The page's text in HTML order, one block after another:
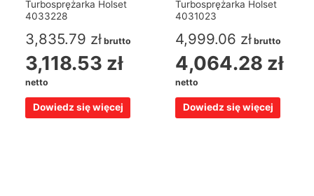
Turbosprężarka Holset
4033228
3,835.79 zł brutto
3,118.53 zł
netto
Dowiedz się więcej
Turbosprężarka Holset
4031023
4,999.06 zł brutto
4,064.28 zł
netto
Dowiedz się więcej